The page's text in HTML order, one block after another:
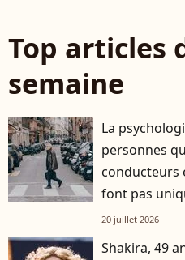
Top articles
semaine
La
personnes
conducteurs
font pas
20 juillet 2026
Shakira, 49